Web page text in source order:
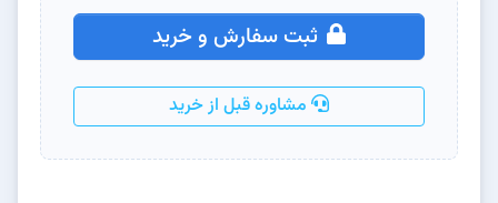
ثبت سفارش و خرید
مشاوره قبل از خرید